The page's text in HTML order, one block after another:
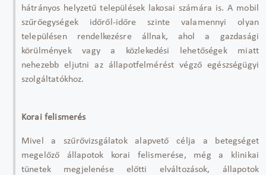
hátrányos helyzetű települések lakosai számára is. A mobil
szűrőegységek időről-időre szinte valamennyi olyan
településen rendelkezésre állnak, ahol a gazdasági
körülmények vagy a közlekedési lehetőségek miatt
nehezebb eljutni az állapotfelmérést végző egészségügyi
szolgáltatókhoz.
Korai felismerés
Mivel a szűrővizsgálatok alapvető célja a betegséget
megelőző állapotok korai felismerése, még a klinikai
tünetek megjelenése előtti elváltozások, állapotok